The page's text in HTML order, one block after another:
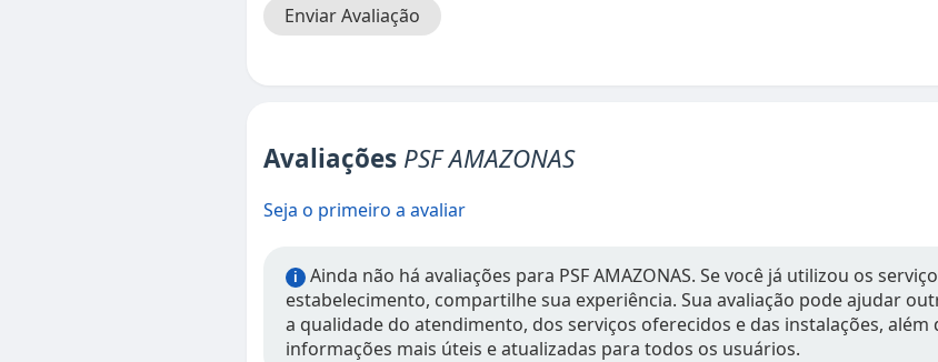
Enviar Avaliação
Avaliações PSF AMAZONAS
Seja o primeiro a avaliar
i
Ainda não há avaliações para PSF AMAZONAS. Se você já utilizou os
estabelecimento, compartilhe sua experiência. Sua avaliação pode ajudar
a qualidade do atendimento, dos serviços oferecidos e das instalações,
informações mais úteis e atualizadas para todos os usuários.